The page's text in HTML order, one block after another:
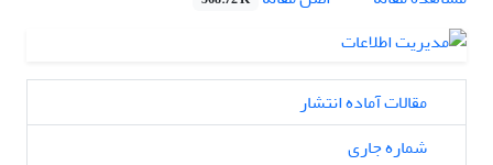
مقالات آماده انتشار
شماره جاری